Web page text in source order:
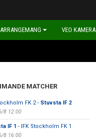
ARRANGEMANG VEO KAMERA
MATCHER
FK 2 - Stuvsta IF 2
8 12:00
IF 1 - IFK Stockholm FK 1
8 16:00